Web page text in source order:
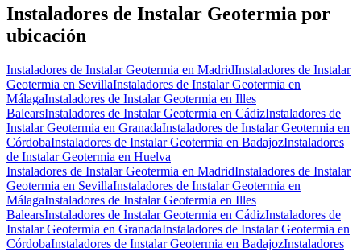
−
Instaladores de Instalar Geotermia por
ubicación
Instaladores de Instalar Geotermia en MadridInstaladores de Instalar
Geotermia en SevillaInstaladores de Instalar Geotermia en
MálagaInstaladores de Instalar Geotermia en Illes
BalearsInstaladores de Instalar Geotermia en CádizInstaladores de
Instalar Geotermia en GranadaInstaladores de Instalar Geotermia en
CórdobaInstaladores de Instalar Geotermia en BadajozInstaladores
de Instalar Geotermia en Huelva
Instaladores de Instalar Geotermia en MadridInstaladores de Instalar
Geotermia en SevillaInstaladores de Instalar Geotermia en
MálagaInstaladores de Instalar Geotermia en Illes
BalearsInstaladores de Instalar Geotermia en CádizInstaladores de
Instalar Geotermia en GranadaInstaladores de Instalar Geotermia en
CórdobaInstaladores de Instalar Geotermia en BadajozInstaladores